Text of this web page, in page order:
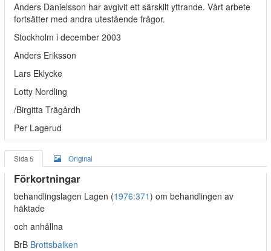
Anders Danielsson har avgivit ett särskilt yttrande. Vårt arbete
fortsätter med andra utestående frågor.
Stockholm i december 2003
Anders Eriksson
Lars Eklycke
Lotty Nordling
/Birgitta Trägårdh
Per Lagerud
Sida 5 Original
Förkortningar
behandlingslagen Lagen (1976:371) om behandlingen av
häktade
och anhållna
BrB Brottsbalken